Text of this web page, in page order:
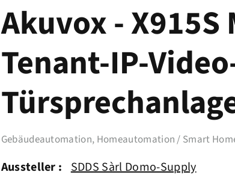
Akuvox -
Tenant-IP-
Gebäudeautomation, Homeautomation / Smart
Aussteller : SDDS Sàrl Domo-Supply